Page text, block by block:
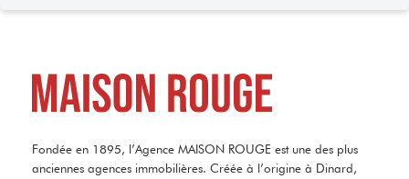
Fondée en 1895, l’Agence MAISON ROUGE est une des plus
anciennes agences immobilières. Créée à l’origine à Dinard,